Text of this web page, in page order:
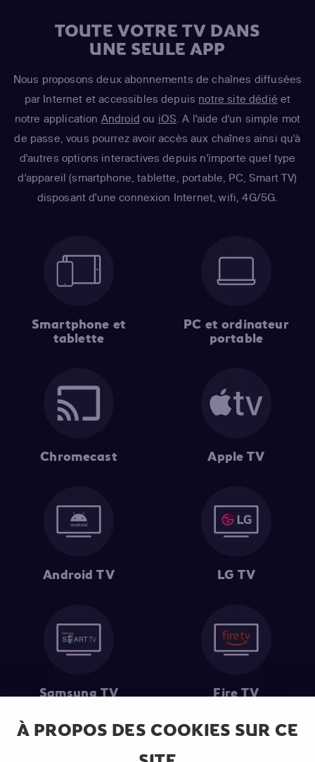
À PROPOS DES COOKIES SUR CE
TOUTE VOTRE TV DANS
UNE SEULE APP
Nous proposons deux abonnements de chaînes diffusées
par Internet et accessibles depuis notre site dédié et
notre application Android ou iOS . A l'aide d'un simple mot
de passe, vous pourrez avoir accès aux chaînes ainsi qu'à
d'autres options interactives depuis n'importe quel type
d'appareil (smartphone, tablette, portable, PC, Smart TV)
disposant d'une connexion Internet, wifi, 4G/5G.
Smartphone et
tablette
PC et ordinateur
portable
Chromecast Apple TV
Android TV LG TV
Samsung TV Fire TV